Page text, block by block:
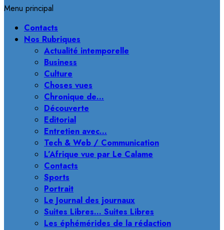
Menu principal
Contacts
Nos Rubriques
Actualité intemporelle
Business
Culture
Choses vues
Chronique de…
Découverte
Editorial
Entretien avec…
Tech & Web / Communication
L’Afrique vue par Le Calame
Contacts
Sports
Portrait
Le Journal des journaux
Suites Libres… Suites Libres
Les éphémérides de la rédaction